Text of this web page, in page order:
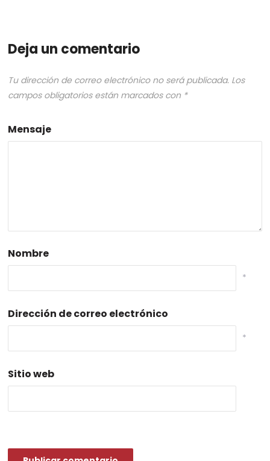
Deja un comentario
Tu dirección de correo electrónico no será publicada. Los
campos obligatorios están marcados con *
Mensaje
Nombre
*
Dirección de correo electrónico
*
Sitio web